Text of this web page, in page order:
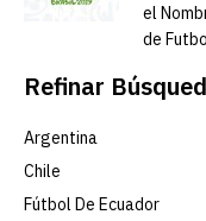
el
de
Refinar
Argentina
Chile
Fútbol De Ecuador